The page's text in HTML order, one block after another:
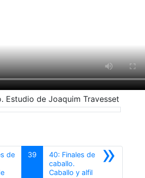
Estudio de Joaquim Travesset
de
39 »
40: Finales de
caballo.
Caballo y alfil